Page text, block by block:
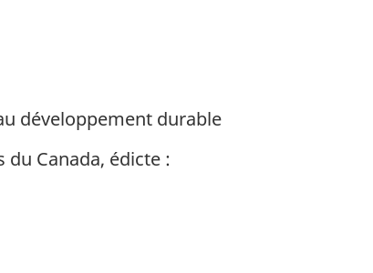
développement durable
du Canada, édicte :